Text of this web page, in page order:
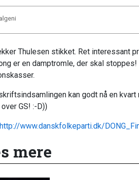
Thulesen stikket. Ret interessant
er en damptromle, der skal
kan godt nå en
GS! :-D))
http://www.danskfolkeparti.dk/
mere